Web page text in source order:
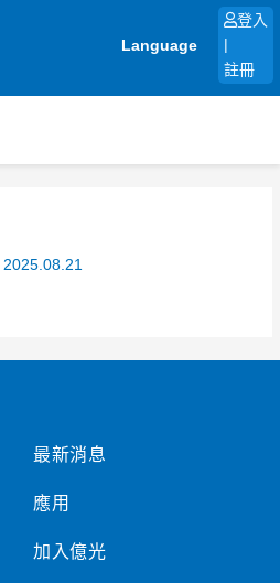
Language
登入
註冊
2025.08.21
最新消息
應用
加入億光